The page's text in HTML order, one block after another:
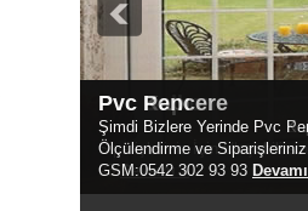
Pvc Balkon
Şimdi Bizlere Yerinde Pvc
Siparişleriniz İçin
93 Devamı »
Pvc Kapı
Şimdi Bizlere Yerinde Pvc
Ölçülendirme ve
GSM:0542 302 93 93
Pvc Pencere
Şimdi Bizlere Yerinde Pvc
Ölçülendirme ve
GSM:0542 302 93 93